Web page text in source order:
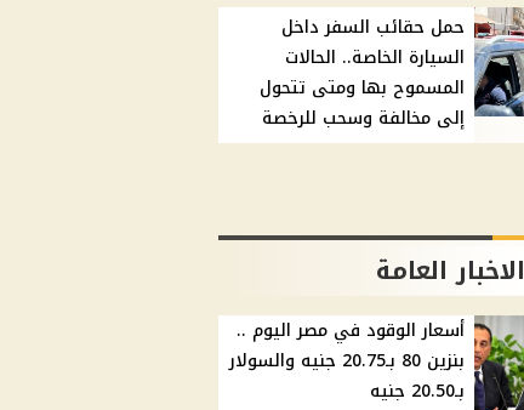
حمل حقائب السفر داخل
السيارة الخاصة.. الحالات
المسموح بها ومتى تتحول
إلى مخالفة وسحب للرخصة
الاخبار العامة
أسعار الوقود في مصر اليوم ..
بنزين 80 بـ20.75 جنيه والسولار
بـ20.50 جنيه